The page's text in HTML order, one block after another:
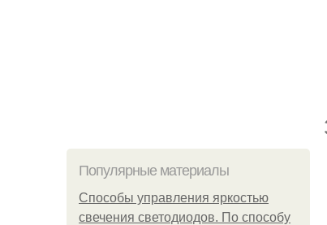
Популярные материалы
Способы управления яркостью
свечения светодиодов. По способу